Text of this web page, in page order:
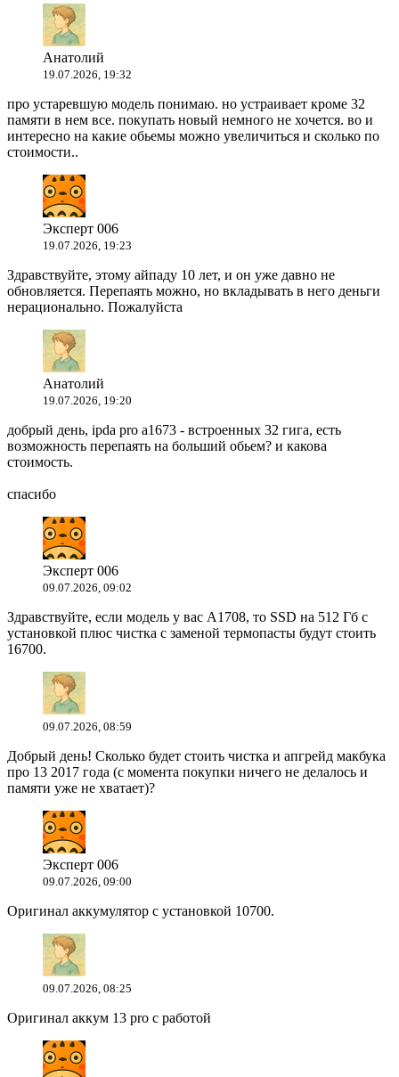
Анатолий
19.07.2026, 19:32
про устаревшую модель понимаю. но устраивает кроме 32
памяти в нем все. покупать новый немного не хочется. во и
интересно на какие обьемы можно увеличиться и сколько по
стоимости..
Эксперт 006
19.07.2026, 19:23
Здравствуйте, этому айпаду 10 лет, и он уже давно не
обновляется. Перепаять можно, но вкладывать в него деньги
нерационально. Пожалуйста
Анатолий
19.07.2026, 19:20
добрый день, ipda pro a1673 - встроенных 32 гига, есть
возможность перепаять на больший обьем? и какова
стоимость.
спасибо
Эксперт 006
09.07.2026, 09:02
Здравствуйте, если модель у вас A1708, то SSD на 512 Гб с
установкой плюс чистка с заменой термопасты будут стоить
16700.
09.07.2026, 08:59
Добрый день! Сколько будет стоить чистка и апгрейд макбука
про 13 2017 года (с момента покупки ничего не делалось и
памяти уже не хватает)?
Эксперт 006
09.07.2026, 09:00
Оригинал аккумулятор с установкой 10700.
09.07.2026, 08:25
Оригинал аккум 13 pro с работой